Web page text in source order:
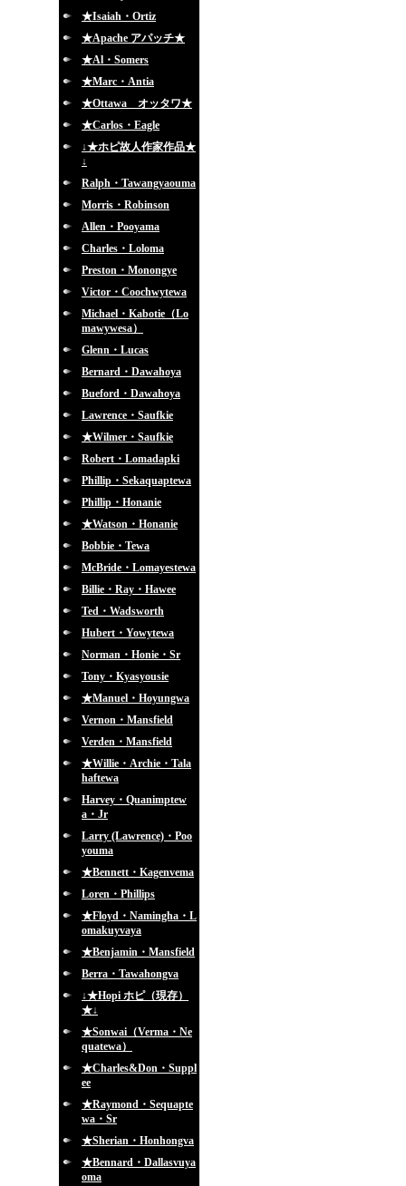
★Isaiah・Ortiz
★Apache アパッチ★
★Al・Somers
★Marc・Antia
★Ottawa オッタワ★
★Carlos・Eagle
↓★ホピ故人作家作品★
↓
Ralph・Tawangyaouma
Morris・Robinson
Allen・Pooyama
Charles・Loloma
Preston・Monongye
Victor・Coochwytewa
Michael・Kabotie（Lo
mawywesa）
Glenn・Lucas
Bernard・Dawahoya
Bueford・Dawahoya
Lawrence・Saufkie
★Wilmer・Saufkie
Robert・Lomadapki
Phillip・Sekaquaptewa
Phillip・Honanie
★Watson・Honanie
Bobbie・Tewa
McBride・Lomayestewa
Billie・Ray・Hawee
Ted・Wadsworth
Hubert・Yowytewa
Norman・Honie・Sr
Tony・Kyasyousie
★Manuel・Hoyungwa
Vernon・Mansfield
Verden・Mansfield
★Willie・Archie・Tala
haftewa
Harvey・Quanimptew
a・Jr
Larry (Lawrence)・Poo
youma
★Bennett・Kagenvema
Loren・Phillips
★Floyd・Namingha・L
omakuyvaya
★Benjamin・Mansfield
Berra・Tawahongva
↓★Hopi ホピ（現存）
★↓
★Sonwai（Verma・Ne
quatewa）
★Charles&Don・Suppl
ee
★Raymond・Sequapte
wa・Sr
★Sherian・Honhongva
★Bennard・Dallasvuya
oma